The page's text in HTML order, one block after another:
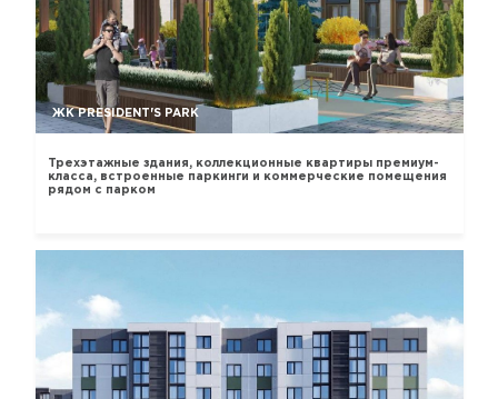
ЖК PRESIDENT'S PARK
Трехэтажные здания, коллекционные квартиры премиум-
класса, встроенные паркинги и коммерческие помещения
рядом с парком